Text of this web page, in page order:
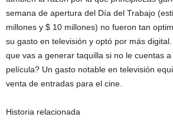
semana de apertura del Día del Trabajo
millones y $ 10 millones) no fueron tan
su gasto en televisión y optó por más
que vas a generar taquilla si no le cuentas
película? Un gasto notable en televisión
venta de entradas para el cine.
Historia relacionada